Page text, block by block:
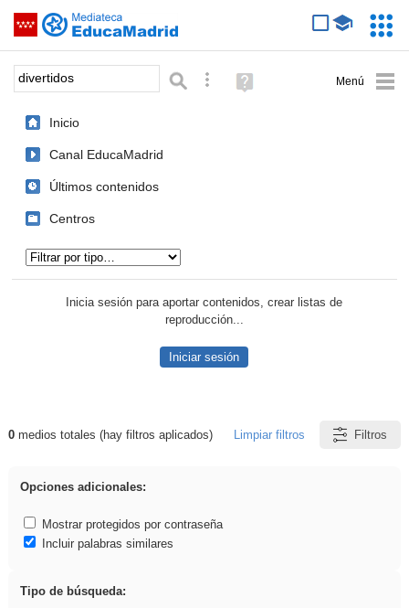
Saltar navegación
Palabra o frase: Búsqueda avanzada
Ayuda
(en
Inicio
Canal EducaMadrid
Últimos contenidos
Centros
Inicia sesión para aportar contenidos, crear listas de
reproducción...
Iniciar sesión
Resultados de: divertidos
0medios totales (hay filtros aplicados) Limpiar filtros Filtros
Opciones adicionales:
Mostrar protegidos por contraseña
Incluir palabras similares
Tipo de búsqueda: